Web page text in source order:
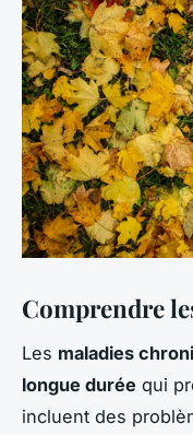
Comprendre
Les maladies
longue durée qui
incluent des